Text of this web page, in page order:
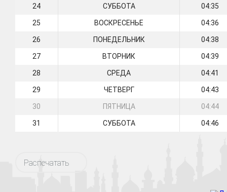
24 СУББОТА 04:35
25 ВОСКРЕСЕНЬЕ 04:36
26 ПОНЕДЕЛЬНИК 04:38
27 ВТОРНИК 04:39
28 СРЕДА 04:41
29 ЧЕТВЕРГ 04:43
30 ПЯТНИЦА 04:44
31 СУББОТА 04:46
Распечатать